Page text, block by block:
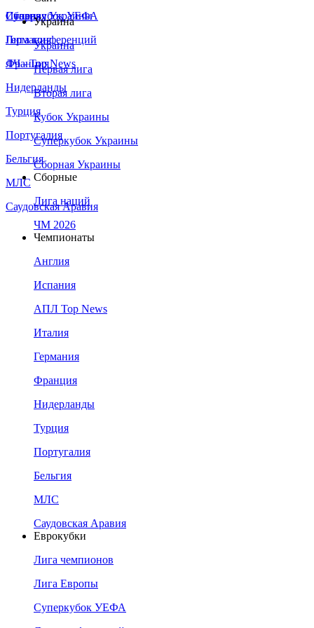
Сборная Украины
Италия
Германия
Франция
Нидерланды
Турция
Португалия
Бельгия
МЛС
Саудовская Аравия
Суперкубок УЕФА
Лига конференций
ЛЧ - Top News
Украина
Украина
Первая лига
Вторая лига
Кубок Украины
Суперкубок Украины
Сборная Украины
Сборные
Лига наций
ЧМ 2026
Чемпионаты
Англия
Испания
АПЛ Top News
Италия
Германия
Франция
Нидерланды
Турция
Португалия
Бельгия
МЛС
Саудовская Аравия
Еврокубки
Лига чемпионов
Лига Европы
Суперкубок УЕФА